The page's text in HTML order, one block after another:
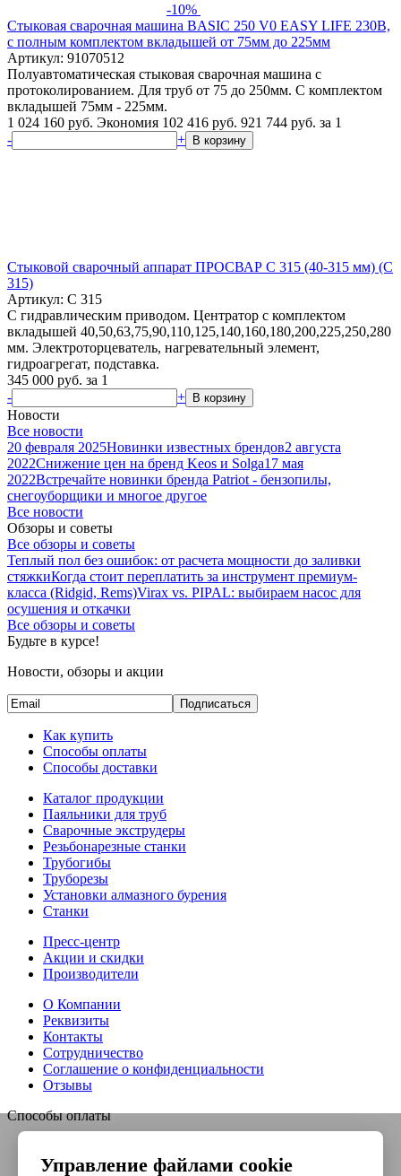
Управление файлами cookie
-10%
Стыковая сварочная машина BASIC 250 V0 EASY LIFE 230В,
с полным комплектом вкладышей от 75мм до 225мм
Артикул: 91070512
Полуавтоматическая стыковая сварочная машина с
протоколированием. Для труб от 75 до 250мм. С комплектом
вкладышей 75мм - 225мм.
1 024 160 руб. Экономия 102 416 руб. 921 744 руб. за 1
-
+ В корзину
Стыковой сварочный аппарат ПРОСВАР С 315 (40-315 мм) (C
315)
Артикул: C 315
С гидравлическим приводом. Центратор с комплектом
вкладышей 40,50,63,75,90,110,125,140,160,180,200,225,250,280
мм. Электроторцеватель, нагревательный элемент,
гидроагрегат, подставка.
345 000 руб. за 1
-
+ В корзину
Новости
Все новости
20 февраля 2025Новинки известных брендов2 августа
2022Снижение цен на бренд Keos и Solga17 мая
2022Встречайте новинки бренда Patriot - бензопилы,
снегоуборщики и многое другое
Все новости
Обзоры и советы
Все обзоры и советы
Теплый пол без ошибок: от расчета мощности до заливки
стяжкиКогда стоит переплатить за инструмент премиум-
класса (Ridgid, Rems)Virax vs. PIPAL: выбираем насос для
осушения и откачки
Все обзоры и советы
Будьте в курсе!
Новости, обзоры и акции
Подписаться
Как купить
Способы оплаты
Способы доставки
Каталог продукции
Паяльники для труб
Сварочные экструдеры
Резьбонарезные станки
Трубогибы
Труборезы
Установки алмазного бурения
Станки
Пресс-центр
Акции и скидки
Производители
О Компании
Реквизиты
Контакты
Сотрудничество
Соглашение о конфиденциальности
Отзывы
Способы оплаты